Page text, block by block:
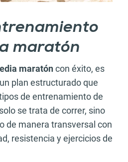
maratón
maratóncon éxito, es
plan estructurado que
de entrenamiento de
se trata de correr, sino
de manera transversal con
resistencia y ejercicios de